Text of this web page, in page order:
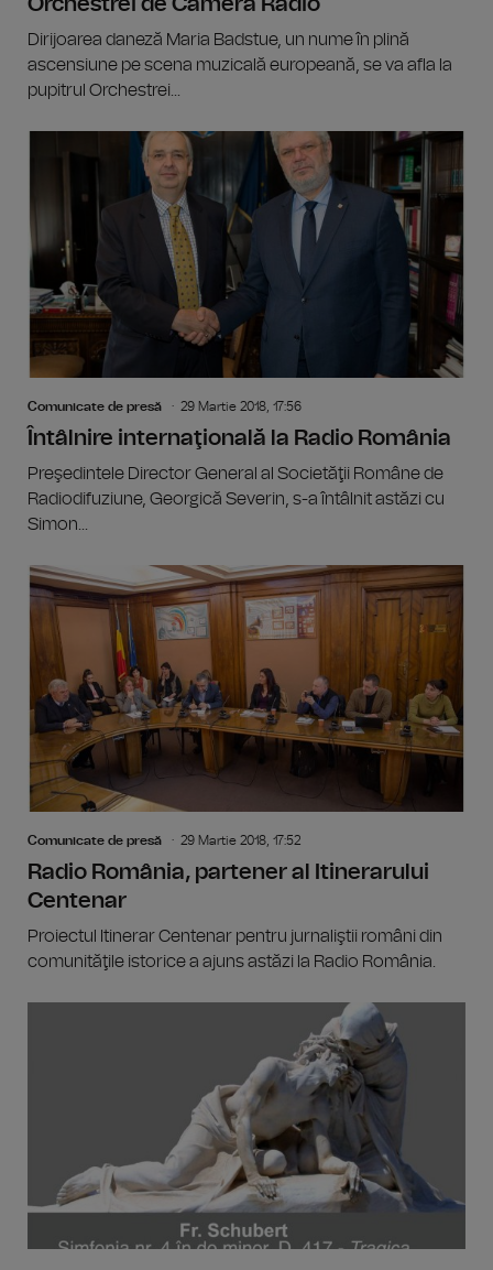
Orchestrei de Cameră Radio
Dirijoarea daneză Maria Badstue, un nume în plină
ascensiune pe scena muzicală europeană, se va afla la
pupitrul Orchestrei...
Comunicate de presă 29 Martie 2018, 17:56
Întâlnire internaţională la Radio România
Preşedintele Director General al Societăţii Române de
Radiodifuziune, Georgică Severin, s-a întâlnit astăzi cu
Simon...
Comunicate de presă 29 Martie 2018, 17:52
Radio România, partener al Itinerarului
Centenar
Proiectul Itinerar Centenar pentru jurnaliştii români din
comunităţile istorice a ajuns astăzi la Radio România.